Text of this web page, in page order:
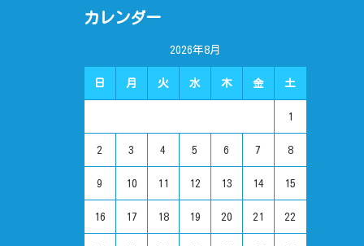
カレンダー
2026年8月
日 月 火 水 木 金 土
1
2 3 4 5 6 7 8
9 10 11 12 13 14 15
16 17 18 19 20 21 22